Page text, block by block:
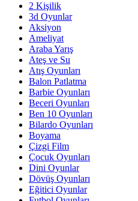
2 Kişilik
3d Oyunlar
Aksiyon
Ameliyat
Araba Yarış
Ateş ve Su
Atış Oyunları
Balon Patlatma
Barbie Oyunları
Beceri Oyunları
Ben 10 Oyunları
Bilardo Oyunları
Boyama
Çizgi Film
Çocuk Oyunları
Dini Oyunlar
Dövüş Oyunları
Eğitici Oyunlar